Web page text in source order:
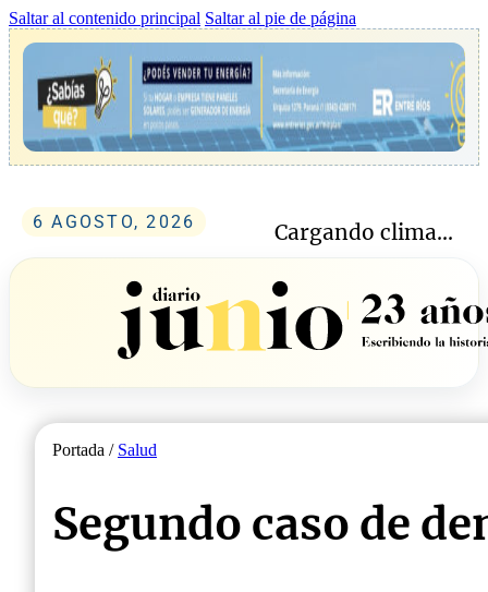
Saltar al contenido principal Saltar al pie de página
6 AGOSTO, 2026 Cargando clima...
Portada / Salud
Segundo caso de